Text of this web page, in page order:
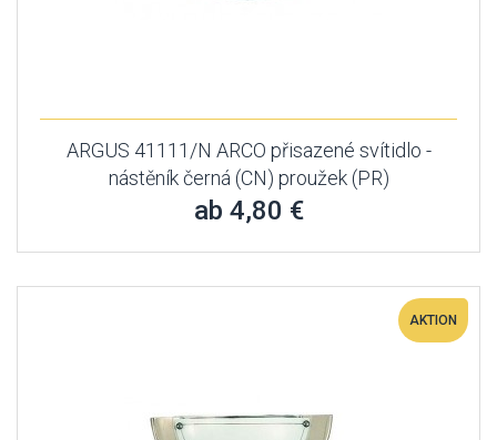
ARGUS 41111/N ARCO přisazené svítidlo -
nástěník černá (CN) proužek (PR)
ab 4,80 €
AKTION